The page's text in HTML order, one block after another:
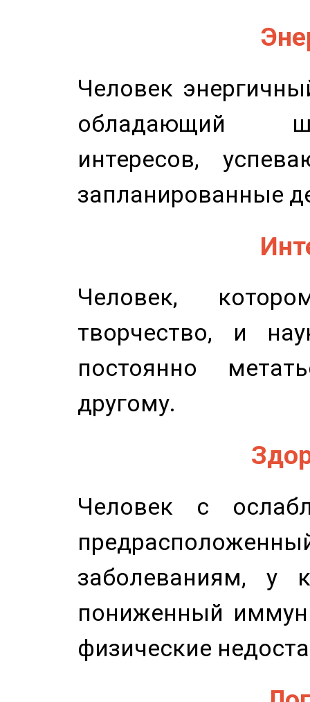
Человек
обладающий
интересов,
запланированные
Человек,
творчество, и
постоянно
другому.
Человек с
заболеваниям, у
пониженный
физические